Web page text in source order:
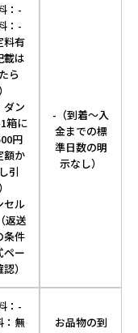
：-
：-
料有
載は
ら
ダン
箱に
円
額か
引
セル
返送
条件
ペー
）
-（到着～入
金までの標
準日数の明
示なし）
：-
：無
お品物の到